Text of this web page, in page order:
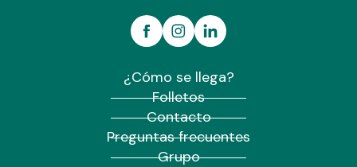
¿Cómo se llega?
Folletos
Contacto
Preguntas frecuentes
Grupo